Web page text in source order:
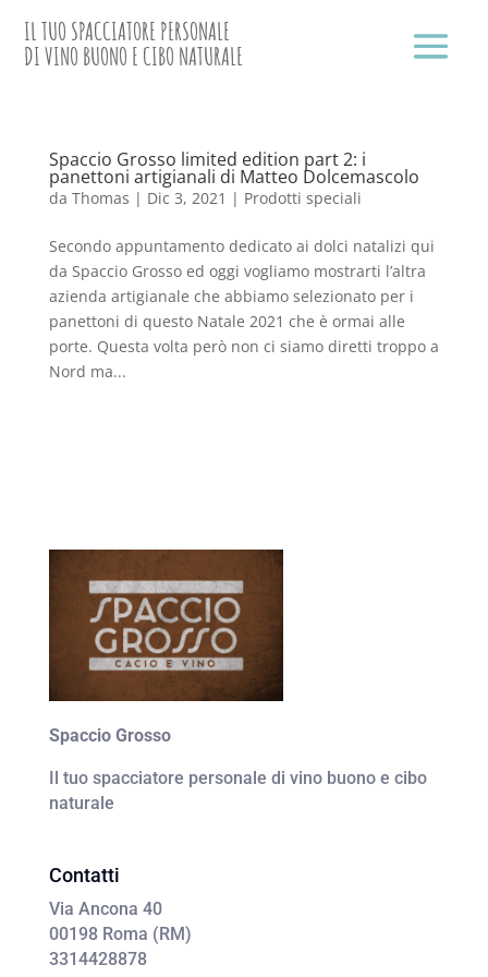
IL TUO SPACCIATORE PERSONALE
DI VINO BUONO E CIBO NATURALE
Spaccio Grosso limited edition part 2: i
panettoni artigianali di Matteo Dolcemascolo
da Thomas | Dic 3, 2021 | Prodotti speciali
Secondo appuntamento dedicato ai dolci natalizi qui
da Spaccio Grosso ed oggi vogliamo mostrarti l’altra
azienda artigianale che abbiamo selezionato per i
panettoni di questo Natale 2021 che è ormai alle
porte. Questa volta però non ci siamo diretti troppo a
Nord ma...
Spaccio Grosso
Il tuo spacciatore personale di vino buono e cibo
naturale
Contatti
Via Ancona 40
00198 Roma (RM)
3314428878